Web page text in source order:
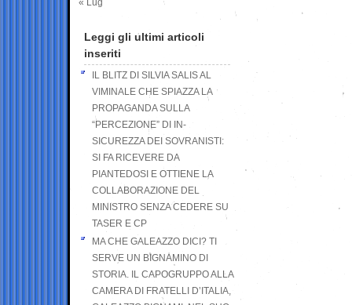
« Lug
Leggi gli ultimi articoli
inseriti
IL BLITZ DI SILVIA SALIS AL
VIMINALE CHE SPIAZZA LA
PROPAGANDA SULLA
“PERCEZIONE” DI IN-
SICUREZZA DEI SOVRANISTI:
SI FA RICEVERE DA
PIANTEDOSI E OTTIENE LA
COLLABORAZIONE DEL
MINISTRO SENZA CEDERE SU
TASER E CP
MA CHE GALEAZZO DICI? TI
SERVE UN BIGNAMINO DI
STORIA. IL CAPOGRUPPO ALLA
CAMERA DI FRATELLI D’ITALIA,